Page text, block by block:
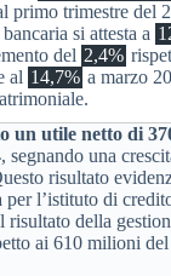
primo trimestre del
si attesta a
del 2,4%
al 14,7% a marzo
un utile netto di
, segnando una
risultato
l’istituto di
della
ai 610 milioni